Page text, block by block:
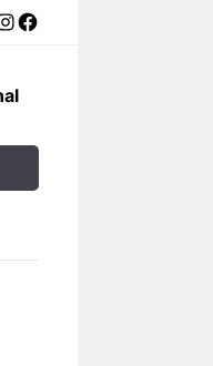
Facebook